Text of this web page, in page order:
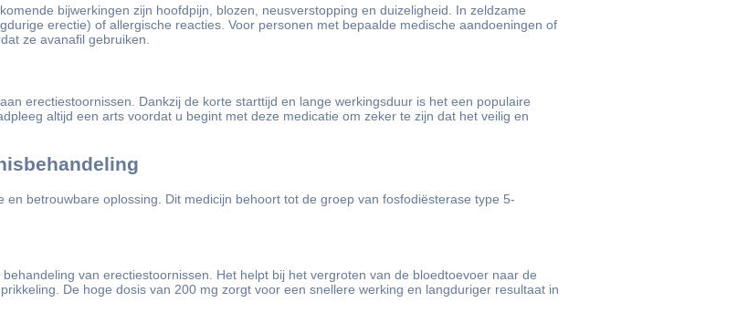
bijwerkingen zijn hoofdpijn, blozen, neusverstopping en duizeligheid. In zeldzame
erectie) of allergische reacties. Voor personen met bepaalde medische aandoeningen of
ze avanafil gebruiken.
erectiestoornissen. Dankzij de korte starttijd en lange werkingsduur is het een populaire
altijd een arts voordat u begint met deze medicatie om zeker te zijn dat het veilig en
en betrouwbare oplossing. Dit medicijn behoort tot de groep van fosfodiësterase type 5-
van erectiestoornissen. Het helpt bij het vergroten van de bloedtoevoer naar de
De hoge dosis van 200 mg zorgt voor een snellere werking en langduriger resultaat in